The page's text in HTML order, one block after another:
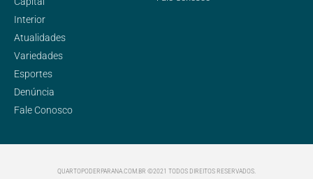
Interior
Atualidades
Variedades
Esportes
Denúncia
Fale Conosco
QUARTOPODERPARANA.COM.BR ©2021 TODOS DIREITOS RESERVADOS.